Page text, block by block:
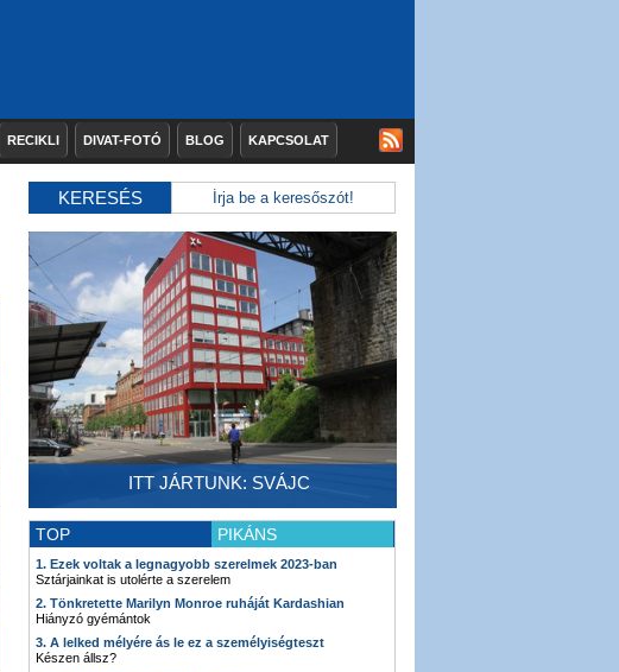
RECIKLI DIVAT-FOTÓ BLOG KAPCSOLAT
KERESÉS
ITT JÁRTUNK: SVÁJC
TOP PIKÁNS
1. Ezek voltak a legnagyobb szerelmek 2023-ban
Sztárjainkat is utolérte a szerelem
2. Tönkretette Marilyn Monroe ruháját Kardashian
Hiányzó gyémántok
3. A lelked mélyére ás le ez a személyiségteszt
Készen állsz?